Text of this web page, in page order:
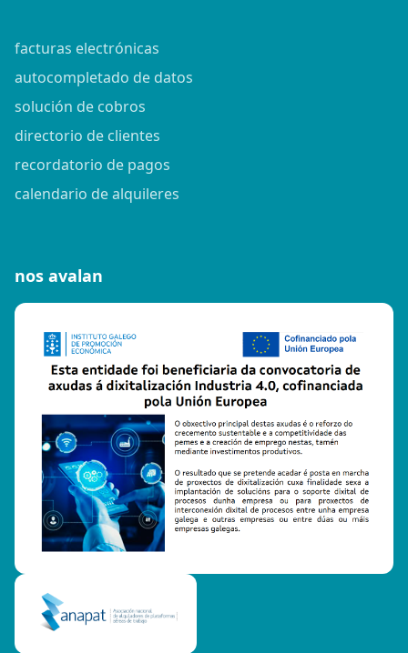
facturas electrónicas
autocompletado de datos
solución de cobros
directorio de clientes
recordatorio de pagos
calendario de alquileres
nos avalan